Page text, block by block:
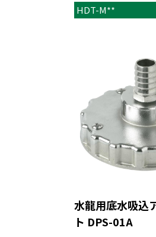
HDT-M**
水龍用底水吸込
ト DPS-01A